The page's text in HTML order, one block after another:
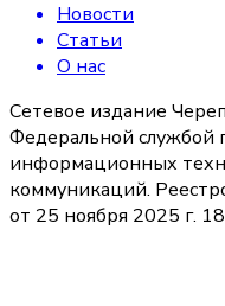
Новости
Статьи
О нас
Сетевое издание
Федеральной службой
информационных
коммуникаций.
от 25 ноября 2025 г.